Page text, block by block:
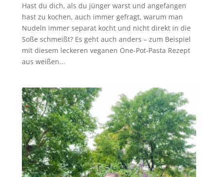
Hast du dich, als du jünger warst und angefangen
hast zu kochen, auch immer gefragt, warum man
Nudeln immer separat kocht und nicht direkt in die
Soße schmeißt? Es geht auch anders – zum Beispiel
mit diesem leckeren veganen One-Pot-Pasta Rezept
aus weißen...